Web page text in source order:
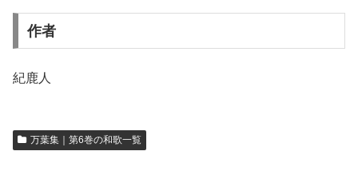
作者
紀鹿人
万葉集｜第6巻の和歌一覧